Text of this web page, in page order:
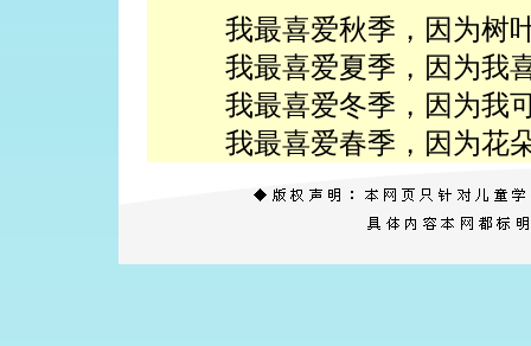
我最喜爱秋季，因为树
我最喜爱夏季，因为我
我最喜爱冬季，因为我
我最喜爱春季，因为花